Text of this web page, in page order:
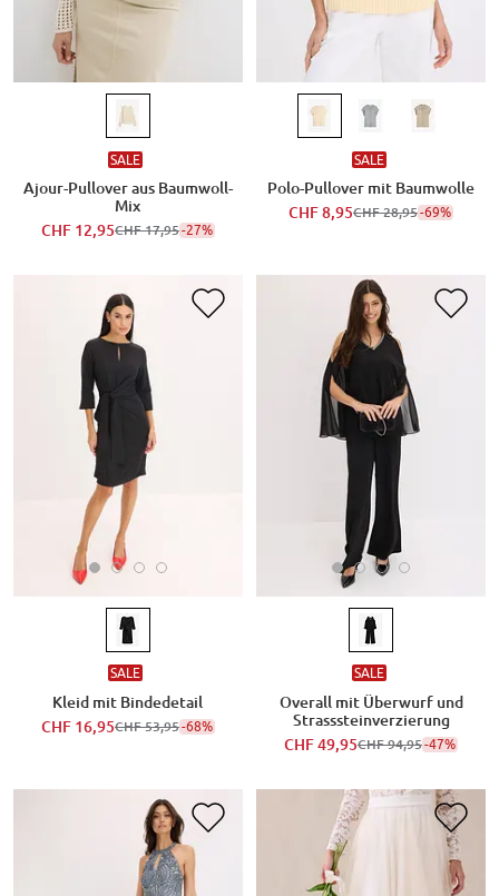
SALE
Ajour-Pullover aus Baumwoll-
Mix
CHF 12,95CHF 17,95-27%
SALE
Polo-Pullover mit Baumwolle
CHF 8,95CHF 28,95-69%
SALE
Kleid mit Bindedetail
CHF 16,95CHF 53,95-68%
SALE
Overall mit Überwurf und
Strasssteinverzierung
CHF 49,95CHF 94,95-47%